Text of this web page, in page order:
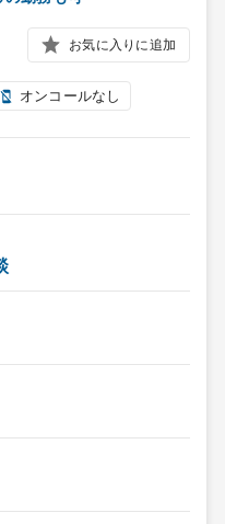
お気に入りに追加
オンコールなし